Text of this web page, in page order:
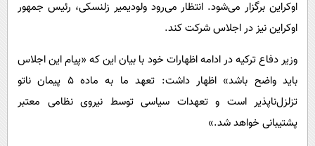
اوکراین برگزار می‌شود. انتظار می‌رود ولودیمیر زلنسکی، رئیس جمهور
اوکراین نیز در اجلاس شرکت کند.
وزیر دفاع ترکیه در ادامه اظهارات خود با بیان این که «پیام این اجلاس
باید واضح باشد» اظهار داشت: تعهد ما به ماده ۵ پیمان ناتو
تزلزل‌ناپذیر است و تعهدات سیاسی توسط نیروی نظامی معتبر
پشتیبانی خواهد شد.»